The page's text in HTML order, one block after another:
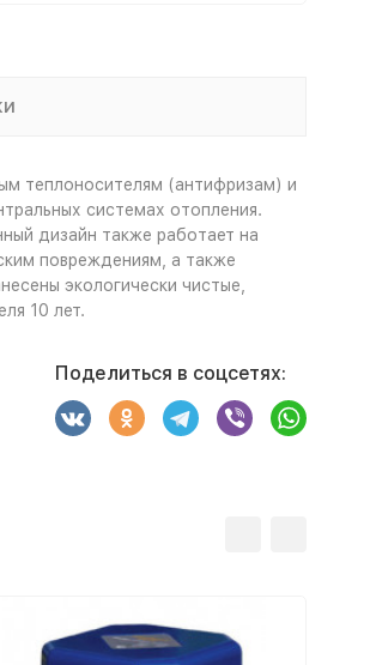
теплоносителям (антифризам) и
системах отопления.
дизайн также работает на
повреждениям, а также
экологически чистые,
10 лет.
Поделиться в соцсетях: